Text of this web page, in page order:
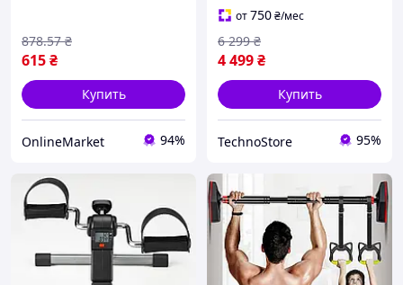
615₴
878.57 ₴
Купить
OnlineMarket 94%
от750₴/мес
4 499₴
6 299 ₴
Купить
TechnoStore 95%